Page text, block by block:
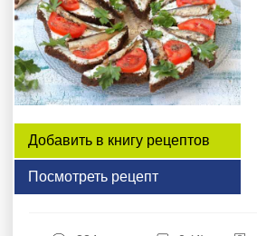
Добавить в книгу рецептов
Посмотреть рецепт